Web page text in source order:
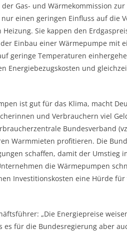
Gas- und Wärmekommission
einen geringen Einfluss auf die
Sie kappen den
Einbau einer Wärmepumpe mit
geringe Temperaturen
Energiebezugskosten und
ist gut für das Klima, macht
und Verbrauchern viel
Bundesverband
Warmmieten profitieren. Die
schaffen, damit der Umstieg
die Wärmepumpen
Investitionskosten eine Hürde
„Die Energiepreise
es für die Bundesregierung aber